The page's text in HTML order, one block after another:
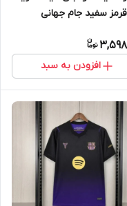
سفید جام جهانی
افزودن به سبد